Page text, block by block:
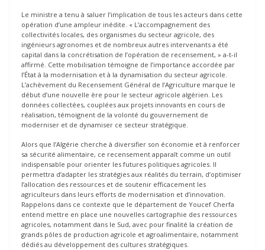
Le ministre a tenu à saluer l’implication de tous les acteurs dans cette
opération d’une ampleur inédite. « L’accompagnement des
collectivités locales, des organismes du secteur agricole, des
ingénieurs agronomes et de nombreux autres intervenants a été
capital dans la concrétisation de l’opération de recensement, » a-t-il
affirmé. Cette mobilisation témoigne de l’importance accordée par
l’État à la modernisation et à la dynamisation du secteur agricole.
L’achèvement du Recensement Général de l’Agriculture marque le
début d’une nouvelle ère pour le secteur agricole algérien. Les
données collectées, couplées aux projets innovants en cours de
réalisation, témoignent de la volonté du gouvernement de
moderniser et de dynamiser ce secteur stratégique.
Alors que l’Algérie cherche à diversifier son économie et à renforcer
sa sécurité alimentaire, ce recensement apparaît comme un outil
indispensable pour orienter les futures politiques agricoles. Il
permettra d’adapter les stratégies aux réalités du terrain, d’optimiser
l’allocation des ressources et de soutenir efficacement les
agriculteurs dans leurs efforts de modernisation et d’innovation.
Rappelons dans ce contexte que le département de Youcef Cherfa
entend mettre en place une nouvelles cartographie des ressources
agricoles, notamment dans le Sud, avec pour finalité la création de
grands pôles de production agricole et agroalimentaire, notamment
dédiés au développement des cultures stratégiques.